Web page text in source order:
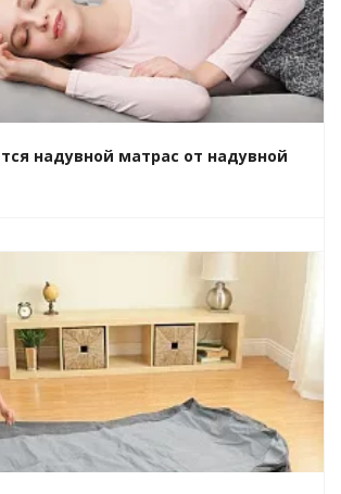
надувной матрас от надувной